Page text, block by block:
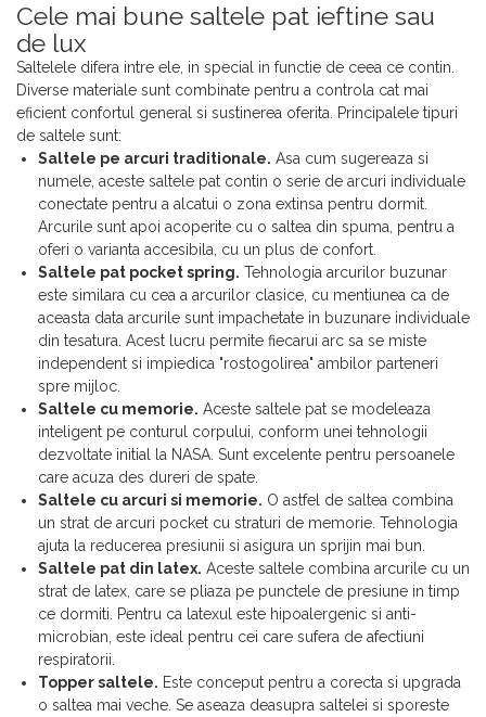
Cele mai bune saltele pat ieftine sau
de lux
Saltelele difera intre ele, in special in functie de ceea ce contin.
Diverse materiale sunt combinate pentru a controla cat mai
eficient confortul general si sustinerea oferita. Principalele tipuri
de saltele sunt:
Saltele pe arcuri traditionale. Asa cum sugereaza si
numele, aceste saltele pat contin o serie de arcuri individuale
conectate pentru a alcatui o zona extinsa pentru dormit.
Arcurile sunt apoi acoperite cu o saltea din spuma, pentru a
oferi o varianta accesibila, cu un plus de confort.
Saltele pat pocket spring. Tehnologia arcurilor buzunar
este similara cu cea a arcurilor clasice, cu mentiunea ca de
aceasta data arcurile sunt impachetate in buzunare individuale
din tesatura. Acest lucru permite fiecarui arc sa se miste
independent si impiedica "rostogolirea" ambilor parteneri
spre mijloc.
Saltele cu memorie. Aceste saltele pat se modeleaza
inteligent pe conturul corpului, conform unei tehnologii
dezvoltate initial la NASA. Sunt excelente pentru persoanele
care acuza des dureri de spate.
Saltele cu arcuri si memorie. O astfel de saltea combina
un strat de arcuri pocket cu straturi de memorie. Tehnologia
ajuta la reducerea presiunii si asigura un sprijin mai bun.
Saltele pat din latex. Aceste saltele combina arcurile cu un
strat de latex, care se pliaza pe punctele de presiune in timp
ce dormiti. Pentru ca latexul este hipoalergenic si anti-
microbian, este ideal pentru cei care sufera de afectiuni
respiratorii.
Topper saltele. Este conceput pentru a corecta si upgrada
o saltea mai veche. Se aseaza deasupra saltelei si sporeste